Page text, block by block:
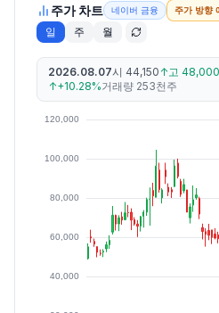
주가 차트 네이버 금융 주가 방향
일 주 월
2026.08.07시 44,150 ↑고 48,000
↑+10.28%거래량 253천주